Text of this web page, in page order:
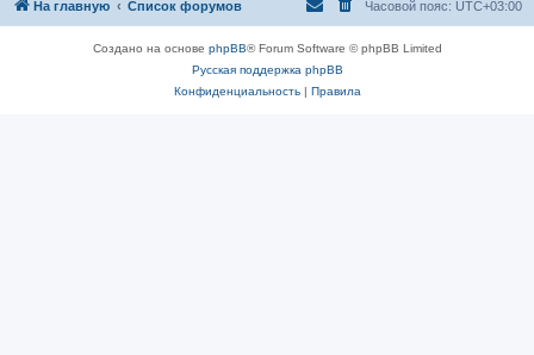
На главную Список форумов Часовой пояс: UTC+03:00
Создано на основе phpBB® Forum Software © phpBB Limited
Русская поддержка phpBB
Конфиденциальность| Правила